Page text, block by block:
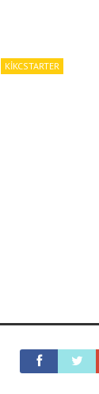
KIKCSTARTER